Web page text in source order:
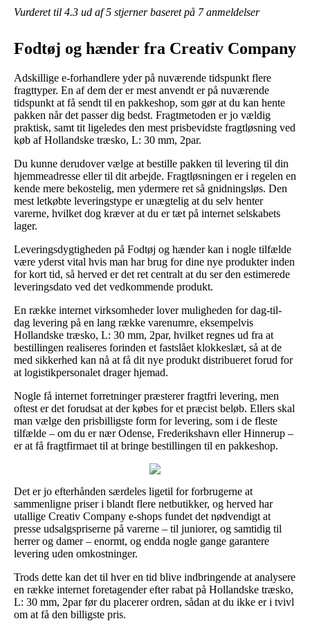
Vurderet til 4.3 ud af 5 stjerner baseret på 7anmeldelser
Fodtøj og hænder fra Creativ Company
Adskillige e-forhandlere yder på nuværende tidspunkt flere
fragttyper. En af dem der er mest anvendt er på nuværende
tidspunkt at få sendt til en pakkeshop, som gør at du kan hente
pakken når det passer dig bedst. Fragtmetoden er jo vældig
praktisk, samt tit ligeledes den mest prisbevidste fragtløsning ved
køb af Hollandske træsko, L: 30 mm, 2par.
Du kunne derudover vælge at bestille pakken til levering til din
hjemmeadresse eller til dit arbejde. Fragtløsningen er i regelen en
kende mere bekostelig, men ydermere ret så gnidningsløs. Den
mest letkøbte leveringstype er unægtelig at du selv henter
varerne, hvilket dog kræver at du er tæt på internet selskabets
lager.
Leveringsdygtigheden på Fodtøj og hænder kan i nogle tilfælde
være yderst vital hvis man har brug for dine nye produkter inden
for kort tid, så herved er det ret centralt at du ser den estimerede
leveringsdato ved det vedkommende produkt.
En række internet virksomheder lover muligheden for dag-til-
dag levering på en lang række varenumre, eksempelvis
Hollandske træsko, L: 30 mm, 2par, hvilket regnes ud fra at
bestillingen realiseres forinden et fastslået klokkeslæt, så at de
med sikkerhed kan nå at få dit nye produkt distribueret forud for
at logistikpersonalet drager hjemad.
Nogle få internet forretninger præsterer fragtfri levering, men
oftest er det forudsat at der købes for et præcist beløb. Ellers skal
man vælge den prisbilligste form for levering, som i de fleste
tilfælde – om du er nær Odense, Frederikshavn eller Hinnerup –
er at få fragtfirmaet til at bringe bestillingen til en pakkeshop.
Det er jo efterhånden særdeles ligetil for forbrugerne at
sammenligne priser i blandt flere netbutikker, og herved har
utallige Creativ Company e-shops fundet det nødvendigt at
presse udsalgspriserne på varerne – til juniorer, og samtidig til
herrer og damer – enormt, og endda nogle gange garantere
levering uden omkostninger.
Trods dette kan det til hver en tid blive indbringende at analysere
en række internet foretagender efter rabat på Hollandske træsko,
L: 30 mm, 2par før du placerer ordren, sådan at du ikke er i tvivl
om at få den billigste pris.